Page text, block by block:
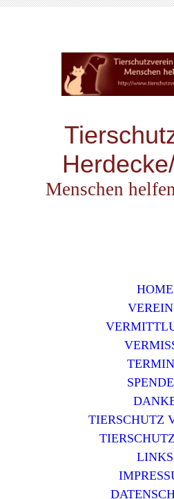
Menschen
HOME
VEREIN
TIERSCHUTZ
LINKS